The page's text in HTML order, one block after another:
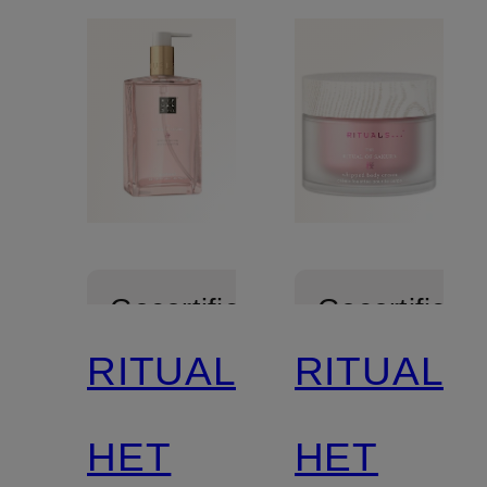
Gecertificeerd
RITUALS
HET
RITUALS
HET